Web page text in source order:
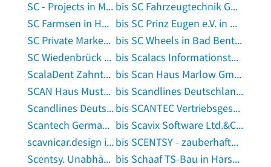
SC - Projects in Mössingen
bis SC Fahrzeugtechnik GmbH & Co. KG in Risum-Lindholm
SC Farmsen in Hamburg
bis SC Prinz Eugen e.V. in München
SC Private Markets GmbH in Frankfurt am Main
bis SC Wheels in Bad Bentheim
SC Wiedenbrück e.V. Stadion in Rheda-Wiedenbrück
bis Scalacs Informationstechnik GmbH IT-Systemlösungen in Gelsenkirchen
ScalaDent Zahntechnik GmbH in Berlin
bis Scan Haus Marlow GmbH Musterhausausstellung in Roggentin bei Rostock
SCAN Haus Musterhausausstellung in Ottendorf-Okrilla
bis Scandlines Deutschland GmbH Reederei in Rostock
Scandlines Deutschland GmbH Servicecenter Puttgarden in Fehmarn
bis SCANTEC Vertriebsgesellschaft für Mikroelektronik mbH in Rückersdorf, Mittelfranken
Scantech Germany GmbH in Andernach
bis Scavix Software Ltd.&Co.KG in Ebstorf
scavnicar.design in Brechen
bis SCENTSY - zauberhafte Duftreise by Jessy in Unna
Scentsy. Unabhängig Beraterin Lydia Hahn in Ramstein-Miesenbach
bis Schaaf TS-Bau in Harsewinkel